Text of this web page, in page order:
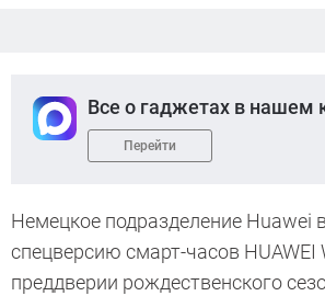
Все о гаджетах в нашем
Перейти
Немецкое подразделение Huawei
спецверсию смарт-часов HUAWEI
преддверии рождественского